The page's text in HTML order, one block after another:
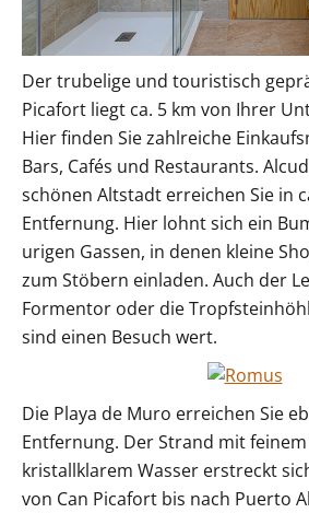
Der trubelige und touristisch
Picafort liegt ca. 5 km von Ihrer
Hier finden Sie zahlreiche
Bars, Cafés und Restaurants.
schönen Altstadt erreichen Sie in
Entfernung. Hier lohnt sich ein
urigen Gassen, in denen kleine
zum Stöbern einladen. Auch der
Formentor oder die
sind einen Besuch wert.
Die Playa de Muro erreichen Sie
Entfernung. Der Strand mit
kristallklarem Wasser erstreckt
von Can Picafort bis nach Puerto